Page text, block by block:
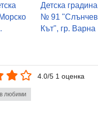
Детска градина
№ 91 "Слънчев
Кът", гр. Варна
4.0/5 1 оценка
любими